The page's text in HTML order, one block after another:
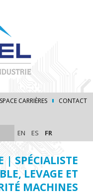
CARRIÈRES CONTACT
EN ES FR
| SPÉCIALISTE
LEVAGE ET
MACHINES